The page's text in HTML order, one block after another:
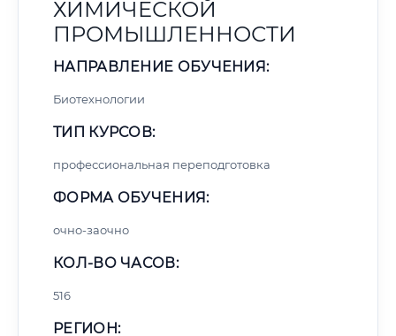
ХИМИЧЕСКОЙ
ПРОМЫШЛЕННОСТИ
НАПРАВЛЕНИЕ ОБУЧЕНИЯ:
Биотехнологии
ТИП КУРСОВ:
профессиональная переподготовка
ФОРМА ОБУЧЕНИЯ:
очно-заочно
КОЛ-ВО ЧАСОВ:
516
РЕГИОН: